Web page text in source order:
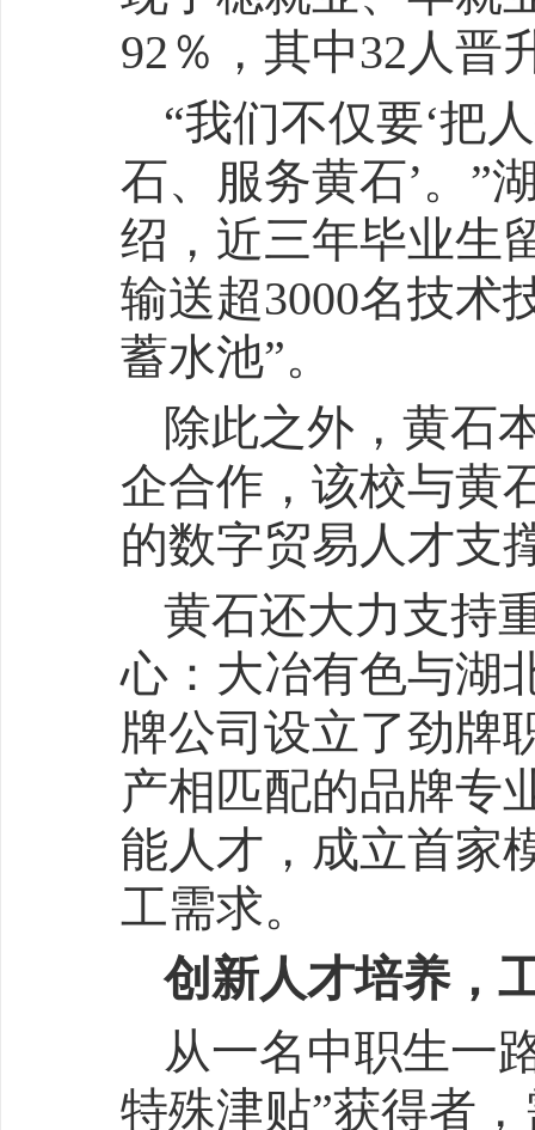
92％，其中32人晋
“我们不仅要‘把
石、服务黄石’。”
绍，近三年毕业生
输送超3000名技术
蓄水池”。
除此之外，黄石
企合作，该校与黄
的数字贸易人才支
黄石还大力支持
心：大冶有色与湖
牌公司设立了劲牌
产相匹配的品牌专
能人才，成立首家
工需求。
创新人才培养，
从一名中职生一
特殊津贴”获得者